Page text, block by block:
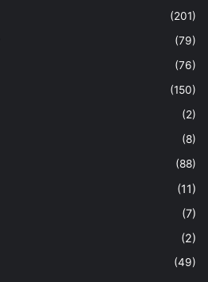
(201)
(79)
(76)
(150)
(2)
(8)
(88)
(11)
(7)
(2)
(49)